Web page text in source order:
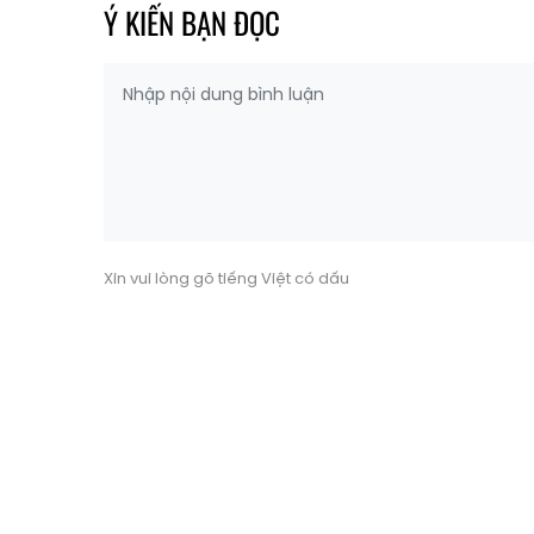
Ý KIẾN BẠN ĐỌC
Xin vui lòng gõ tiếng Việt có dấu